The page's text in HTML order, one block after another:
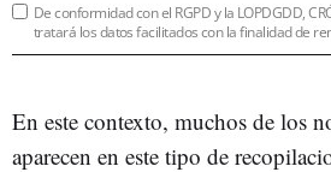
De conformidad con el RGPD y la LOPDGDD,
tratará los datos facilitados con la finalidad de
En este contexto, muchos de los
aparecen en este tipo de